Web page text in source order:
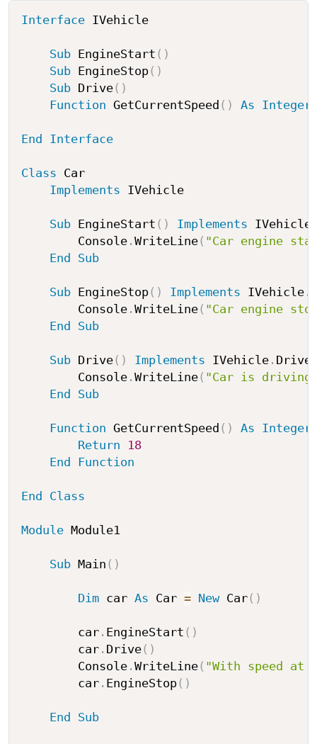
Interface IVehicle
Sub EngineStart ( )
Sub EngineStop( )
Sub Drive( )
Function GetCurrentSpeed ( ) As Integer
End Interface
Class Car
Implements IVehicle
Sub EngineStart ( ) Implements IVehicle
        Console
. WriteLine( "Car engine
End
Sub
Sub EngineStop( ) Implements IVehicle.
        Console
. WriteLine( "Car engine
End
Sub
Sub Drive( ) Implements IVehicle. Drive
        Console
. WriteLine( "Car is
End
Sub
Function GetCurrentSpeed ( ) As
Integer
Return
18
End
Function
End Class
Module Module1
Sub Main ( )
Dim car As Car = New Car( )
        car
. EngineStart ( )
        car
. Drive( )
        Console
. WriteLine( "With speed at
        car
. EngineStop( )
End Sub